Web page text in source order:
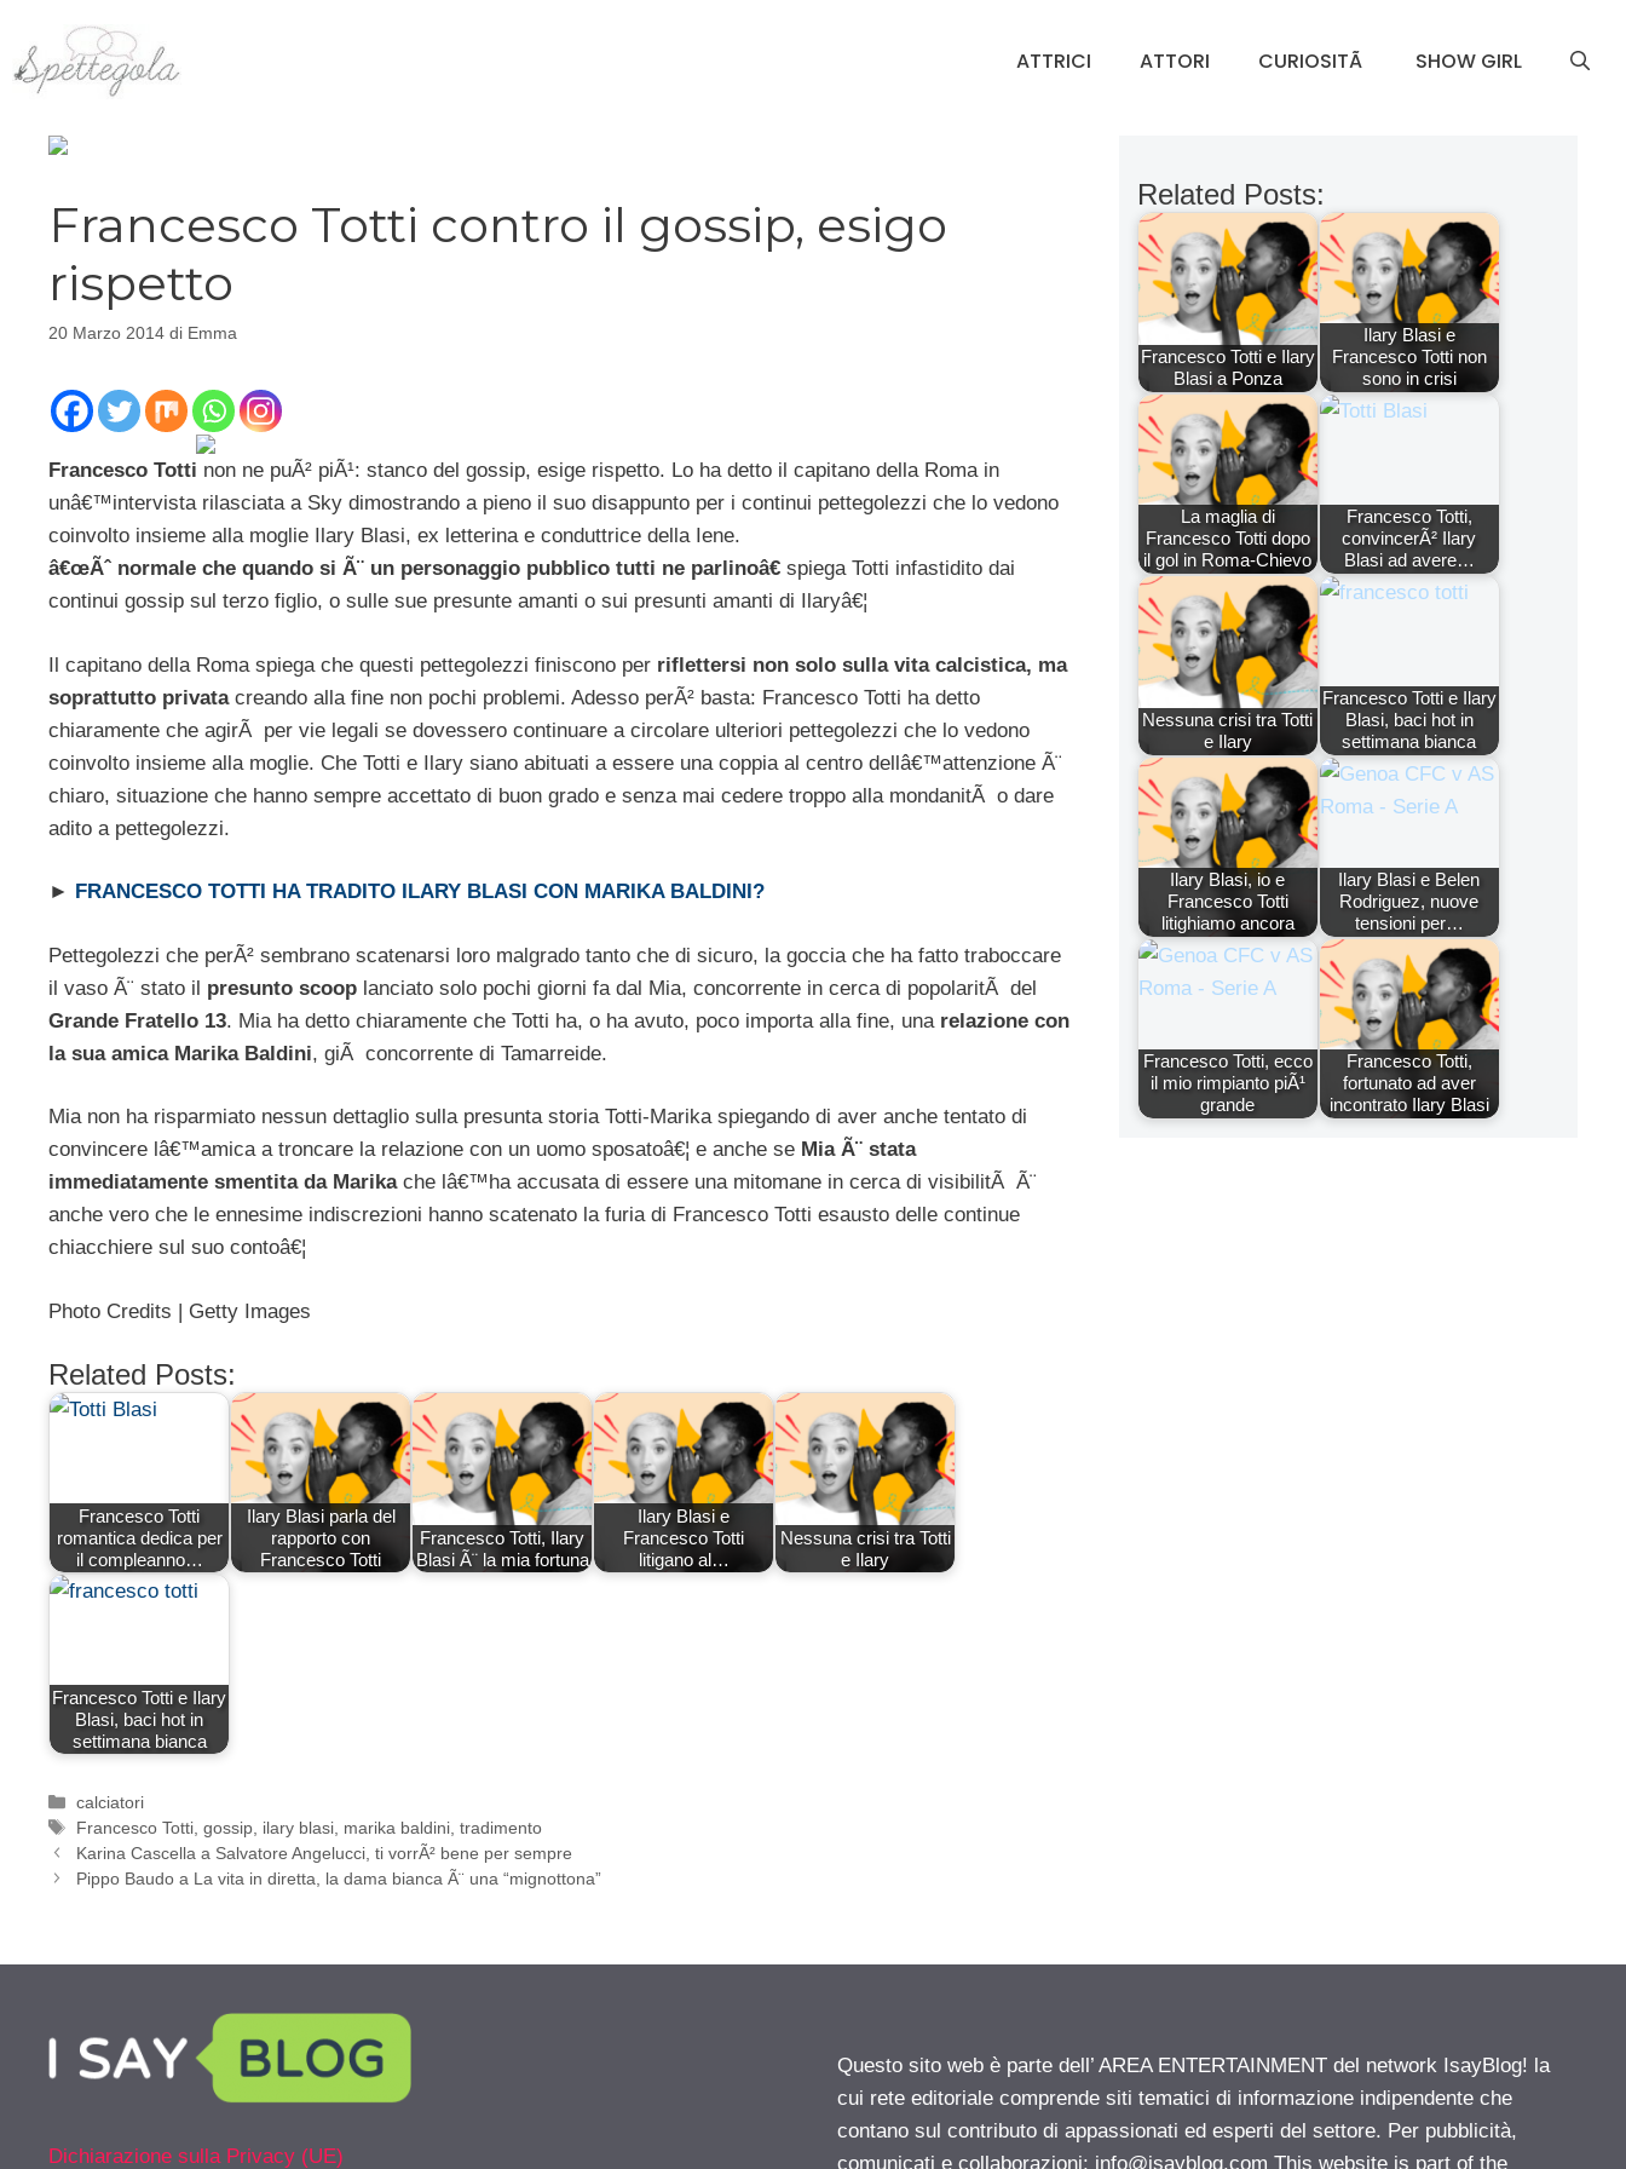
contenuto
ATTRICI ATTORI CURIOSITÃ SHOW GIRL
Francesco Totti contro il gossip, esigo
rispetto
20 Marzo 2014 di Emma
Francesco Totti non ne puÃ² piÃ¹: stanco del gossip, esige rispetto. Lo ha detto il capitano della Roma in
unâ€™intervista rilasciata a Sky dimostrando a pieno il suo disappunto per i continui pettegolezzi che lo vedono
coinvolto insieme alla moglie Ilary Blasi, ex letterina e conduttrice della Iene.
â€œÃˆ normale che quando si Ã¨ un personaggio pubblico tutti ne parlinoâ€ spiega Totti infastidito dai
continui gossip sul terzo figlio, o sulle sue presunte amanti o sui presunti amanti di Ilaryâ€¦
Il capitano della Roma spiega che questi pettegolezzi finiscono per riflettersi non solo sulla vita calcistica, ma
soprattutto privata creando alla fine non pochi problemi. Adesso perÃ² basta: Francesco Totti ha detto
chiaramente che agirÃ per vie legali se dovessero continuare a circolare ulteriori pettegolezzi che lo vedono
coinvolto insieme alla moglie. Che Totti e Ilary siano abituati a essere una coppia al centro dellâ€™attenzione Ã¨
chiaro, situazione che hanno sempre accettato di buon grado e senza mai cedere troppo alla mondanitÃ o dare
adito a pettegolezzi.
► FRANCESCO TOTTI HA TRADITO ILARY BLASI CON MARIKA BALDINI?
Pettegolezzi che perÃ² sembrano scatenarsi loro malgrado tanto che di sicuro, la goccia che ha fatto traboccare
il vaso Ã¨ stato il presunto scoop lanciato solo pochi giorni fa dal Mia, concorrente in cerca di popolaritÃ del
Grande Fratello 13. Mia ha detto chiaramente che Totti ha, o ha avuto, poco importa alla fine, una relazione con
la sua amica Marika Baldini, giÃ concorrente di Tamarreide.
Mia non ha risparmiato nessun dettaglio sulla presunta storia Totti-Marika spiegando di aver anche tentato di
convincere lâ€™amica a troncare la relazione con un uomo sposatoâ€¦ e anche se Mia Ã¨ stata
immediatamente smentita da Marikache lâ€™ha accusata di essere una mitomane in cerca di visibilitÃ Ã¨
anche vero che le ennesime indiscrezioni hanno scatenato la furia di Francesco Totti esausto delle continue
chiacchiere sul suo contoâ€¦
Photo Credits | Getty Images
Related Posts:
Francesco Totti
romantica dedica per
il compleanno…
Ilary Blasi parla del
rapporto con
Francesco Totti
Francesco Totti, Ilary
Blasi Ã¨ la mia fortuna
Ilary Blasi e
Francesco Totti
litigano al…
Nessuna crisi tra Totti
e Ilary
Francesco Totti e Ilary
Blasi, baci hot in
settimana bianca
Categorie
calciatori
Tag
Francesco Totti ,gossip ilary blasi marika baldini ,tradimento
Karina Cascella a Salvatore Angelucci, ti vorrÃ² bene per sempre
Pippo Baudo a La vita in diretta, la dama bianca Ã¨ una “mignottona”
Related Posts:
Francesco Totti e Ilary
Blasi a Ponza
Ilary Blasi e
Francesco Totti non
sono in crisi
La maglia di
Francesco Totti dopo
il gol in Roma-Chievo
Francesco Totti,
convincerÃ² Ilary
Blasi ad avere…
Nessuna crisi tra Totti
e Ilary
Francesco Totti e Ilary
Blasi, baci hot in
settimana bianca
Ilary Blasi, io e
Francesco Totti
litighiamo ancora
Ilary Blasi e Belen
Rodriguez, nuove
tensioni per…
Francesco Totti, ecco
il mio rimpianto piÃ¹
grande
Francesco Totti,
fortunato ad aver
incontrato Ilary Blasi
Dichiarazione sulla Privacy (UE)
Questo sito web è parte dell’ AREA ENTERTAINMENT del network IsayBlog! la
cui rete editoriale comprende siti tematici di informazione indipendente che
contano sul contributo di appassionati ed esperti del settore. Per pubblicità,
comunicati e collaborazioni: info@isayblog.com This website is part of the